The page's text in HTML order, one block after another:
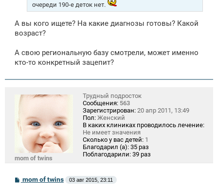
очереди 190-е деток нет.
А вы кого ищете? На какие диагнозы готовы? Какой
возраст?
А свою региональную базу смотрели, может именно
кто-то конкретный зацепит?
mom of twins
Трудный подросток
Сообщения: 563
Зарегистрирован: 20 апр 2011, 13:49
Пол: Женский
В каких клиниках проводилось лечение:
Не имеет значения
Сколько у вас детей: 1
Благодарил (а): 35 раз
Поблагодарили: 39 раз
Сmom of twins 03 авг 2015, 23:11